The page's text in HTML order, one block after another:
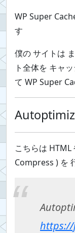
WP Super
す
僕の サイトは
ト全体を キャ
て WP Super
こちらは HTML
Compress ) を
https://